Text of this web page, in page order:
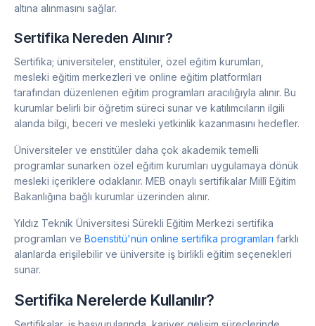
altına alınmasını sağlar.
Sertifika Nereden Alınır?
Sertifika; üniversiteler, enstitüler, özel eğitim kurumları,
mesleki eğitim merkezleri ve online eğitim platformları
tarafından düzenlenen eğitim programları aracılığıyla alınır. Bu
kurumlar belirli bir öğretim süreci sunar ve katılımcıların ilgili
alanda bilgi, beceri ve mesleki yetkinlik kazanmasını hedefler.
Üniversiteler ve enstitüler daha çok akademik temelli
programlar sunarken özel eğitim kurumları uygulamaya dönük
mesleki içeriklere odaklanır. MEB onaylı sertifikalar Millî Eğitim
Bakanlığına bağlı kurumlar üzerinden alınır.
Yıldız Teknik Üniversitesi Sürekli Eğitim Merkezi sertifika
programları ve Boenstitü'nün online sertifika programları farklı
alanlarda erişilebilir ve üniversite iş birlikli eğitim seçenekleri
sunar.
Sertifika Nerelerde Kullanılır?